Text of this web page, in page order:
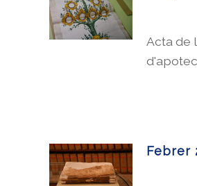
Acta de
Febrer